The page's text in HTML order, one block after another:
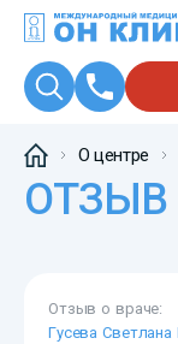
О центре
Отзыв о враче:
Гусева Светлана